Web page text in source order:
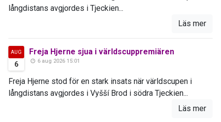
långdistans avgjordes i Tjeckien...
Läs mer
AUG
6
Freja Hjerne sjua i världscuppremiären
6 aug 2026 15:01
Freja Hjerne stod för en stark insats när världscupen i
långdistans avgjordes i Vyšší Brod i södra Tjeckien...
Läs mer